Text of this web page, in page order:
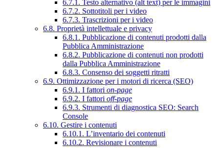
6.7.1. Testo alternativo (alt text) per le immagini
6.7.2. Sottotitoli per i video
6.7.3. Trascrizioni per i video
6.8. Proprietà intellettuale e privacy
6.8.1. Pubblicazione di contenuti prodotti dalla
Pubblica Amministrazione
6.8.2. Pubblicazione di contenuti non prodotti
dalla Pubblica Amministrazione
6.8.3. Consenso dei soggetti ritratti
6.9. Ottimizzazione per i motori di ricerca (SEO)
6.9.1. I fattori on-page
6.9.2. I fattori off-page
6.9.3. Strumenti di diagnostica SEO: Search
Console
6.10. Gestire i contenuti
6.10.1. L’inventario dei contenuti
6.10.2. Revisionare i contenuti